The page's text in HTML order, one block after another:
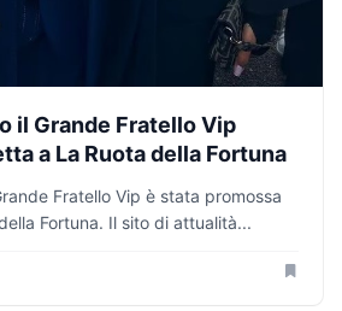
il Grande Fratello Vip
a La Ruota della Fortuna
Fratello Vip è stata promossa
Fortuna. Il sito di attualità...